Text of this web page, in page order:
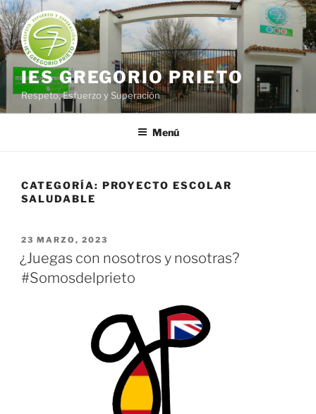
Saltar
al
contenido
IES GREGORIO PRIETO
Respeto, Esfuerzo y Superación
Menú
CATEGORÍA: PROYECTO ESCOLAR
SALUDABLE
PUBLICADO
EL
23 MARZO, 2023
¿Juegas con nosotros y nosotras?
#Somosdelprieto